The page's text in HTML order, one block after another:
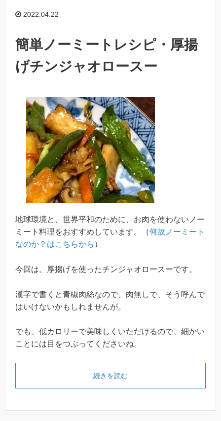
2022.04.22
簡単ノーミートレシピ・厚揚
げチンジャオロースー
地球環境と、世界平和のために、お肉を使わないノー
ミート料理をおすすめしています。（何故ノーミート
なのか？はこちらから ）
今回は、厚揚げを使ったチンジャオロースーです。
漢字で書くと青椒肉絲なので、肉無しで、そう呼んで
はいけないかもしれませんが。
でも、低カロリーで美味しくいただけるので、細かい
ことには目をつぶってくださいね。
続きを読む